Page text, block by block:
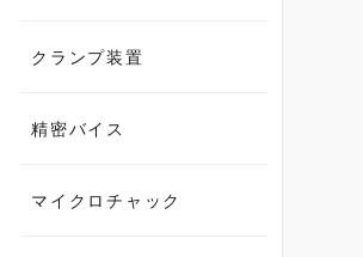
クランプ装置
精密バイス
マイクロチャック